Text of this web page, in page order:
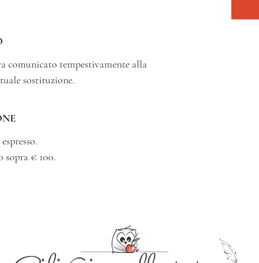
comunicato tempestivamente alla
sostituzione.
€ 100.